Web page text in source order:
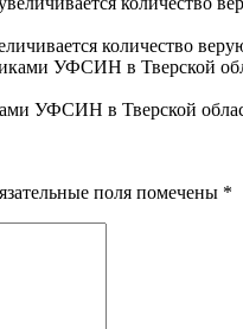
количество
УФСИН в Тверской
поля помечены *